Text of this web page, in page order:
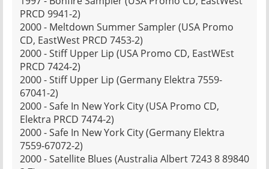
PRCD 9941-2)
2000 - Meltdown Summer Sampler (USA Promo
CD, EastWest PRCD 7453-2)
2000 - Stiff Upper Lip (USA Promo CD, EastWEst
PRCD 7424-2)
2000 - Stiff Upper Lip (Germany Elektra 7559-
67041-2)
2000 - Safe In New York City (USA Promo CD,
Elektra PRCD 7474-2)
2000 - Safe In New York City (Germany Elektra
7559-67072-2)
2000 - Satellite Blues (Australia Albert 7243 8 89840